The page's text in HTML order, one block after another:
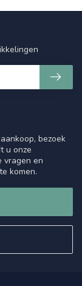
bezoek
u onze
vragen en
komen.